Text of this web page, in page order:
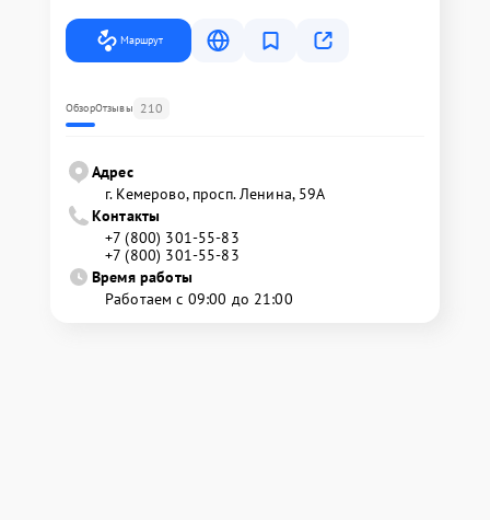
Маршрут
ОбзорОтзывы 210
Адрес
г. Кемерово, просп. Ленина, 59А
Контакты
+7 (800) 301-55-83
+7 (800) 301-55-83
Время работы
Работаем с 09:00 до 21:00